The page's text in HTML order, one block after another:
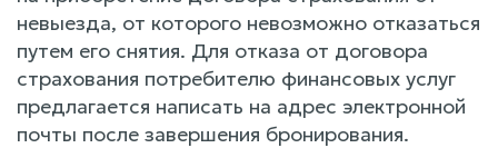
невыезда, от которого невозможно отказаться
путем его снятия. Для отказа от договора
страхования потребителю финансовых услуг
предлагается написать на адрес электронной
почты после завершения бронирования.